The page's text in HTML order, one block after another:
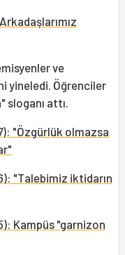
ve
yineledi. Öğrenciler
attı.
"Özgürlük olmazsa
"Talebimiz iktidarın
Kampüs "garnizon